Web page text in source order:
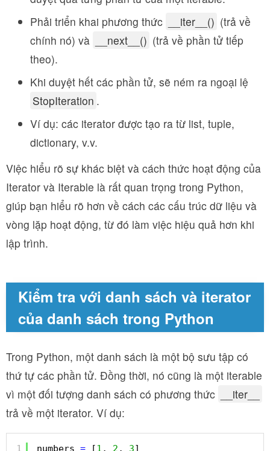
Phải triển khai phương thức
__iter__() (trả về
chính nó) và
__next__() (trả về phần tử tiếp
theo).
Khi duyệt hết các phần tử, sẽ ném ra ngoại lệ
StopIteration .
Ví dụ: các iterator được tạo ra từ list, tuple,
dictionary, v.v.
Việc hiểu rõ sự khác biệt và cách thức hoạt động của
Iterator và Iterable là rất quan trọng trong Python,
giúp bạn hiểu rõ hơn về cách các cấu trúc dữ liệu và
vòng lặp hoạt động, từ đó làm việc hiệu quả hơn khi
lập trình.
Kiểm tra với danh sách và iterator
của danh sách trong Python
Trong Python, một danh sách là một bộ sưu tập có
thứ tự các phần tử. Đồng thời, nó cũng là một iterable
vì một đối tượng danh sách có phương thức
__iter__
trả về một iterator. Ví dụ:
1
numbers = [1 , 2 , 3]